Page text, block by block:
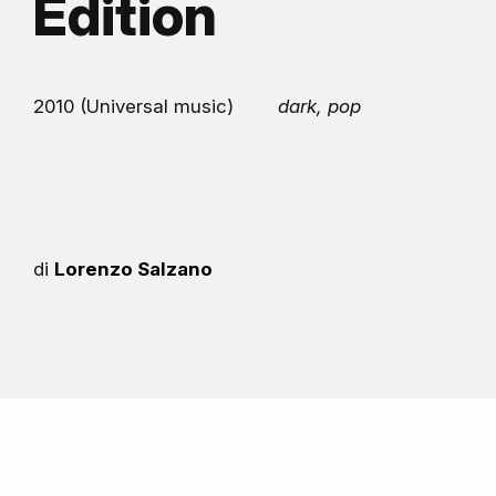
Edition
2010 (Universal music) dark, pop
di Lorenzo Salzano